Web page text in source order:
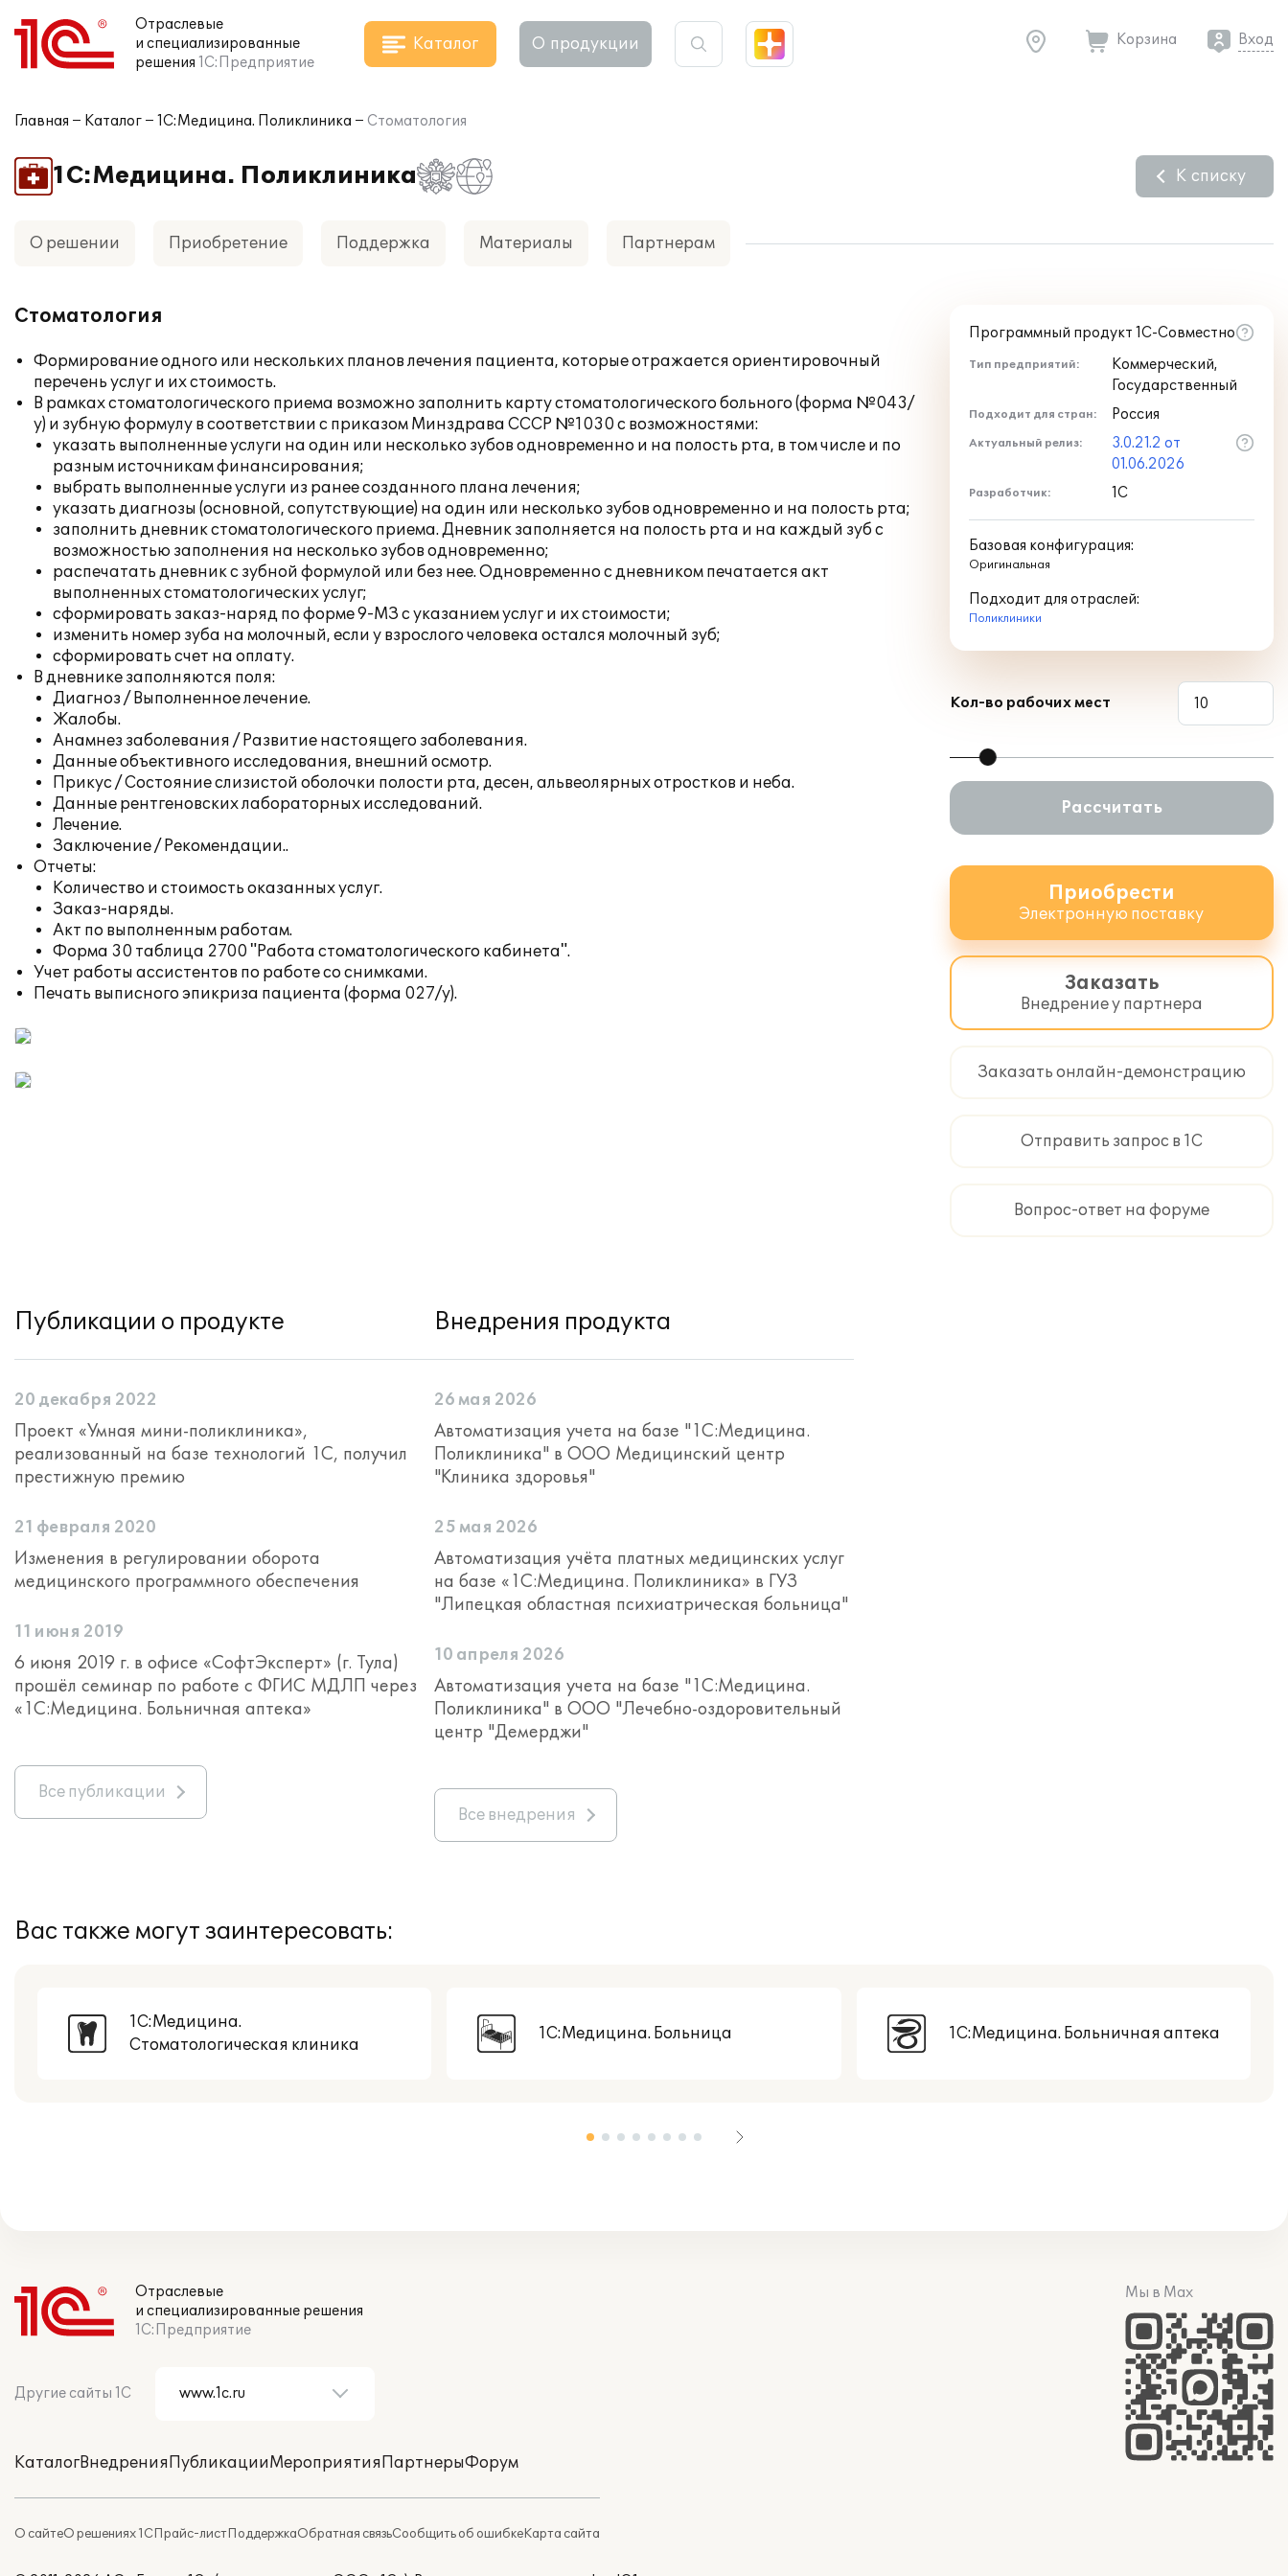
Отраслевые
и специализированные
решения 1С:Предприятие
Каталог О продукции Корзина Вход
Главная Каталог 1С:Медицина. Поликлиника Стоматология
1С:Медицина. Поликлиника К списку
О решении Приобретение Поддержка Материалы Партнерам
Стоматология
Формирование одного или нескольких планов лечения пациента, которые отражается ориентировочный
перечень услуг и их стоимость.
В рамках стоматологического приема возможно заполнить карту стоматологического больного (форма №043/
у) и зубную формулу в соответствии с приказом Минздрава СССР №1030 с возможностями:
указать выполненные услуги на один или несколько зубов одновременно и на полость рта, в том числе и по
разным источникам финансирования;
выбрать выполненные услуги из ранее созданного плана лечения;
указать диагнозы (основной, сопутствующие) на один или несколько зубов одновременно и на полость рта;
заполнить дневник стоматологического приема. Дневник заполняется на полость рта и на каждый зуб с
возможностью заполнения на несколько зубов одновременно;
распечатать дневник с зубной формулой или без нее. Одновременно с дневником печатается акт
выполненных стоматологических услуг;
сформировать заказ-наряд по форме 9-МЗ с указанием услуг и их стоимости;
изменить номер зуба на молочный, если у взрослого человека остался молочный зуб;
сформировать счет на оплату.
В дневнике заполняются поля:
Диагноз / Выполненное лечение.
Жалобы.
Анамнез заболевания / Развитие настоящего заболевания.
Данные объективного исследования, внешний осмотр.
Прикус / Состояние слизистой оболочки полости рта, десен, альвеолярных отростков и неба.
Данные рентгеновских лабораторных исследований.
Лечение.
Заключение / Рекомендации..
Отчеты:
Количество и стоимость оказанных услуг.
Заказ-наряды.
Акт по выполненным работам.
Форма 30 таблица 2700 "Работа стоматологического кабинета".
Учет работы ассистентов по работе со снимками.
Печать выписного эпикриза пациента (форма 027/у).
Программный продукт 1С-Совместно
Тип предприятий:
Коммерческий,
Государственный
Подходит для стран: Россия
Актуальный релиз:
3.0.21.2 от
01.06.2026
Разработчик: 1С
Базовая конфигурация:
Оригинальная
Подходит для отраслей:
Поликлиники
Кол-во рабочих мест
Рассчитать
Приобрести
Электронную поставку
Заказать
Внедрение у партнера
Заказать онлайн-демонстрацию
Отправить запрос в 1С
Вопрос-ответ на форуме
Публикации о продукте
20 декабря 2022
Проект «Умная мини-поликлиника»,
реализованный на базе технологий 1С, получил
престижную премию
21 февраля 2020
Изменения в регулировании оборота
медицинского программного обеспечения
11 июня 2019
6 июня 2019 г. в офисе «СофтЭксперт» (г. Тула)
прошёл семинар по работе с ФГИС МДЛП через
«1С:Медицина. Больничная аптека»
Все публикации
Внедрения продукта
26 мая 2026
Автоматизация учета на базе "1С:Медицина.
Поликлиника" в ООО Медицинский центр
"Клиника здоровья"
25 мая 2026
Автоматизация учёта платных медицинских услуг
на базе «1С:Медицина. Поликлиника» в ГУЗ
"Липецкая областная психиатрическая больница"
10 апреля 2026
Автоматизация учета на базе "1С:Медицина.
Поликлиника" в ООО "Лечебно-оздоровительный
центр "Демерджи"
Все внедрения
Вас также могут заинтересовать:
1С:Медицина.
Стоматологическая клиника
1С:Медицина. Больница 1С:Медицина. Больничная аптека
Отраслевые
и специализированные решения
1С:Предприятие
Другие сайты 1С
КаталогВнедренияПубликацииМероприятияПартнерыФорум
О сайтеО решениях 1СПрайс-листПоддержкаОбратная связьСообщить об ошибкеКарта сайта
Мы в Max